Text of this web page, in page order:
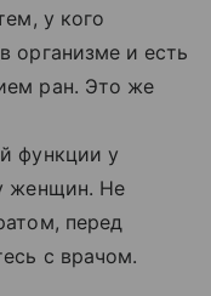
у кого
организме и есть
ран. Это же
функции у
женщин. Не
перед
с врачом.